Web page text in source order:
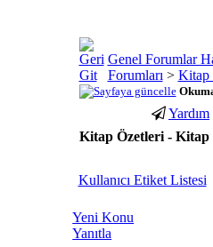
Genel Forumlar
Forumları > Kitap
Yardım
Kitap Özetleri - Kitap
porno
izle
escort
gaziantep
youtube
abone
Kullanıcı Etiket Listesi
Yeni Konu
Yanıtla